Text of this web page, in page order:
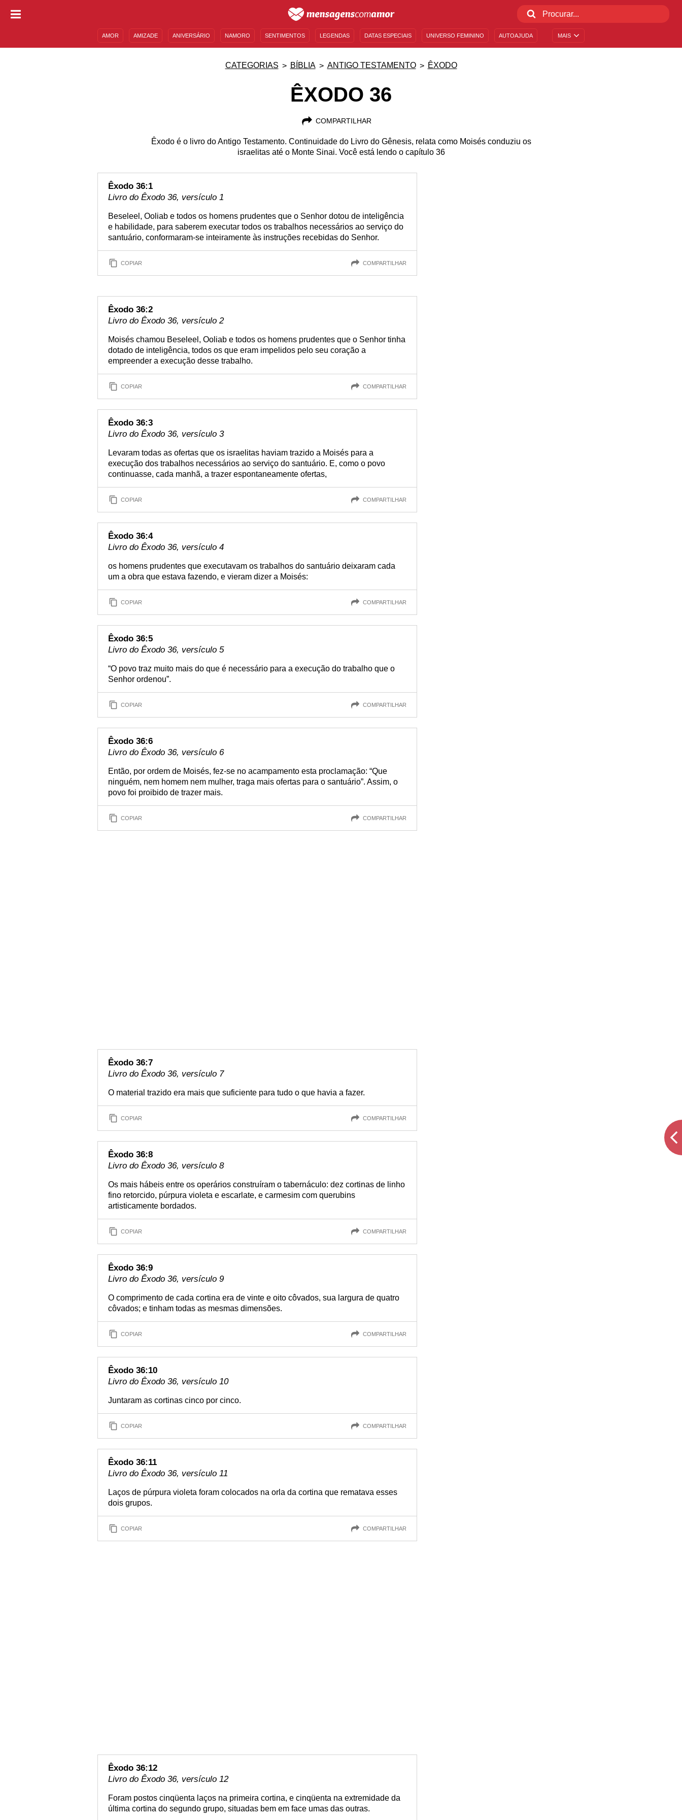
MAIS
AMOR AMIZADE ANIVERSÁRIO NAMORO SENTIMENTOS LEGENDAS DATAS ESPECIAIS UNIVERSO FEMININO AUTOAJUDA
CATEGORIAS BÍBLIA ANTIGO TESTAMENTO ÊXODO
ÊXODO 36
COMPARTILHAR
Êxodo é o livro do Antigo Testamento. Continuidade do Livro do Gênesis, relata como Moisés conduziu os
israelitas até o Monte Sinai. Você está lendo o capítulo 36
Êxodo 36:1
Livro do Êxodo 36, versículo 1
Beseleel, Ooliab e todos os homens prudentes que o Senhor dotou de inteligência
e habilidade, para saberem executar todos os trabalhos necessários ao serviço do
santuário, conformaram-se inteiramente às instruções recebidas do Senhor.
COPIAR COMPARTILHAR
Êxodo 36:2
Livro do Êxodo 36, versículo 2
Moisés chamou Beseleel, Ooliab e todos os homens prudentes que o Senhor tinha
dotado de inteligência, todos os que eram impelidos pelo seu coração a
empreender a execução desse trabalho.
COPIAR COMPARTILHAR
Êxodo 36:3
Livro do Êxodo 36, versículo 3
Levaram todas as ofertas que os israelitas haviam trazido a Moisés para a
execução dos trabalhos necessários ao serviço do santuário. E, como o povo
continuasse, cada manhã, a trazer espontaneamente ofertas,
COPIAR COMPARTILHAR
Êxodo 36:4
Livro do Êxodo 36, versículo 4
os homens prudentes que executavam os trabalhos do santuário deixaram cada
um a obra que estava fazendo, e vieram dizer a Moisés:
COPIAR COMPARTILHAR
Êxodo 36:5
Livro do Êxodo 36, versículo 5
“O povo traz muito mais do que é necessário para a execução do trabalho que o
Senhor ordenou”.
COPIAR COMPARTILHAR
Êxodo 36:6
Livro do Êxodo 36, versículo 6
Então, por ordem de Moisés, fez-se no acampamento esta proclamação: “Que
ninguém, nem homem nem mulher, traga mais ofertas para o santuário”. Assim, o
povo foi proibido de trazer mais.
COPIAR COMPARTILHAR
Êxodo 36:7
Livro do Êxodo 36, versículo 7
O material trazido era mais que suficiente para tudo o que havia a fazer.
COPIAR COMPARTILHAR
Êxodo 36:8
Livro do Êxodo 36, versículo 8
Os mais hábeis entre os operários construíram o tabernáculo: dez cortinas de linho
fino retorcido, púrpura violeta e escarlate, e carmesim com querubins
artisticamente bordados.
COPIAR COMPARTILHAR
Êxodo 36:9
Livro do Êxodo 36, versículo 9
O comprimento de cada cortina era de vinte e oito côvados, sua largura de quatro
côvados; e tinham todas as mesmas dimensões.
COPIAR COMPARTILHAR
Êxodo 36:10
Livro do Êxodo 36, versículo 10
Juntaram as cortinas cinco por cinco.
COPIAR COMPARTILHAR
Êxodo 36:11
Livro do Êxodo 36, versículo 11
Laços de púrpura violeta foram colocados na orla da cortina que rematava esses
dois grupos.
COPIAR COMPARTILHAR
Êxodo 36:12
Livro do Êxodo 36, versículo 12
Foram postos cinqüenta laços na primeira cortina, e cinqüenta na extremidade da
última cortina do segundo grupo, situadas bem em face umas das outras.